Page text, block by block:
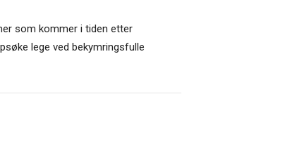
som kommer i tiden etter
lege ved bekymringsfulle